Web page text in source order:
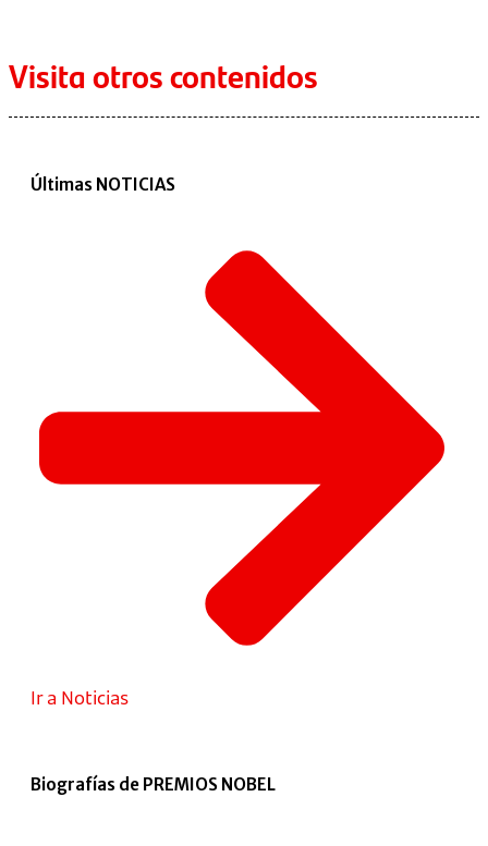
Visita otros contenidos
Últimas NOTICIAS
Ir a Noticias
Biografías de PREMIOS NOBEL